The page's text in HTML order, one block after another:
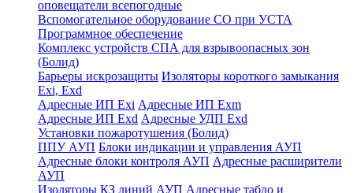
оповещатели всепогодные
Вспомогательное оборудование СО при УСТА
Программное обеспечение
Комплекс устройств СПА для взрывоопасных зон
(Болид)
Барьеры искрозащиты Изоляторы короткого замыкания
Exi, Exd
Адресные ИП Exi Адресные ИП Exm
Адресные ИП Exd Адресные УДП Exd
Установки пожаротушения (Болид)
ППУ АУП Блоки индикации и управления АУП
Адресные блоки контроля АУП Адресные расширители
АУП
Изоляторы КЗ линий АУП Адресные табло и